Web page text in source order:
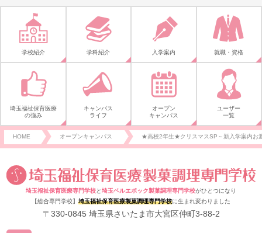
学校紹介 学科紹介 入学案内 就職・資格
埼玉福祉保育医療
の強み
キャンパス
ライフ
オープン
キャンパス
ユーザー
一覧
HOME オープンキャンパス ★高校2年生★クリスマスSP～新入学案内お
埼玉福祉保育医療専門学校と埼玉ベルエポック製菓調理専門学校がひとつになり
【総合専門学校】 埼玉福祉保育医療製菓調理専門学校に生まれ変わりました
〒330-0845 埼玉県さいたま市大宮区仲町3-88-2